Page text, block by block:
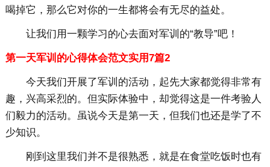
喝掉它，那么它对你的一生都将会有无尽的益处。
让我们用一颗学习的心去面对军训的“教导”吧！
第一天军训的心得体会范文实用7篇2
今天我们开展了军训的活动，起先大家都觉得非常有
趣，兴高采烈的。但实际体验中，却觉得这是一件考验人
们毅力的活动。虽说今天是第一天，但我们也还是学了不
少知识。
刚到这里我们并不是很熟悉，就是在食堂吃饭时也有